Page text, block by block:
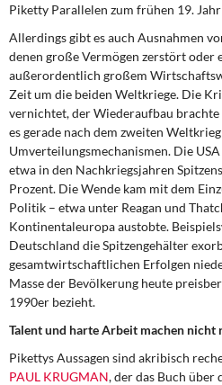
Piketty Parallelen zum frühen 19.
Allerdings gibt es auch Ausnahmen
denen große Vermögen zerstört oder
außerordentlich großem
Zeit um die beiden Weltkriege. Die
vernichtet, der Wiederaufbau brachte
es gerade nach dem zweiten
Umverteilungsmechanismen. Die
etwa in den Nachkriegsjahren
Prozent. Die Wende kam mit dem
Politik – etwa unter Reagan und
Kontinentaleuropa austobte.
Deutschland die Spitzengehälter
gesamtwirtschaftlichen Erfolgen
Masse der Bevölkerung heute
1990er bezieht.
Talent und harte Arbeit machen nicht
Pikettys Aussagen sind akribisch
PAUL KRUGMAN, der das Buch über